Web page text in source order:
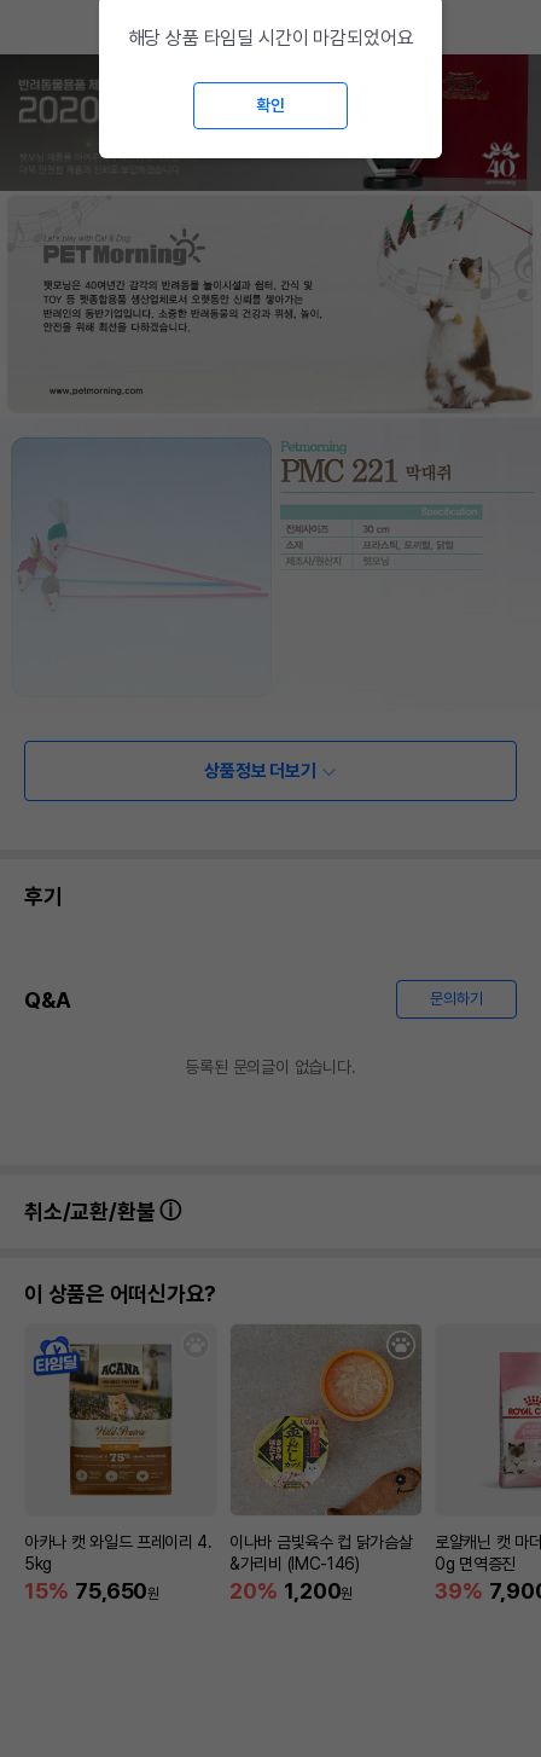
법에 의한 인증,허가 등을
제조국 또는 원산지 대한민국
제조자,수입품의 경우
수입자를 함께 표기
AS책임자와 전화번호
또는 소비자상담 관련
전화번호
어바웃펫//1644-9601
유통기한이 최소 2026.12.05이거나 그
이후인 상품이 출고됩니다.
단, 상품명에 유통기한 명시된 경우, 해당
유통기한을 따릅니다.
상품정보 더보기
후기
Q&A 문의하기
등록된 문의글이 없습니다.
취소/교환/환불
이 상품은 어떠신가요?
아카나 캣 와일드 프레이리 4.
5kg
15% 75,650원
이나바 금빛육수 컵 닭가슴살
&가리비 (IMC-146)
20% 1,200원
로얄캐닌 캣 마
0g 면역증진
39%
해당 상품 타임딜 시간이 마감되었어요
확인